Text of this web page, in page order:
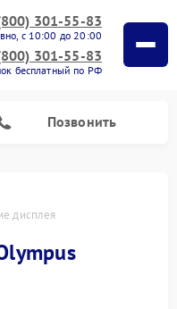
301-55-83
с 10:00 до 20:00
301-55-83
бесплатный по РФ
Позвонить
дисплея